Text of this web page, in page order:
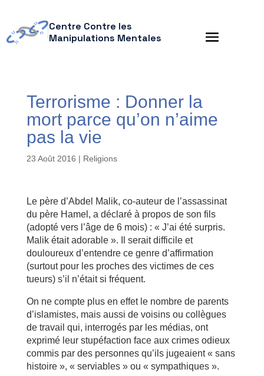
Centre Contre les
Manipulations Mentales
Terrorisme : Donner la
mort parce qu’on n’aime
pas la vie
23 Août 2016 | Religions
Le père d’Abdel Malik, co-auteur de l’assassinat
du père Hamel, a déclaré à propos de son fils
(adopté vers l’âge de 6 mois) : « J’ai été surpris.
Malik était adorable ». Il serait difficile et
douloureux d’entendre ce genre d’affirmation
(surtout pour les proches des victimes de ces
tueurs) s’il n’était si fréquent.
On ne compte plus en effet le nombre de parents
d’islamistes, mais aussi de voisins ou collègues
de travail qui, interrogés par les médias, ont
exprimé leur stupéfaction face aux crimes odieux
commis par des personnes qu’ils jugeaient « sans
histoire », « serviables » ou « sympathiques ».